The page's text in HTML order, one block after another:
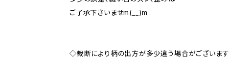
ご了承下さいませm(__)m
◇裁断により柄の出方が多少違う場合がございます